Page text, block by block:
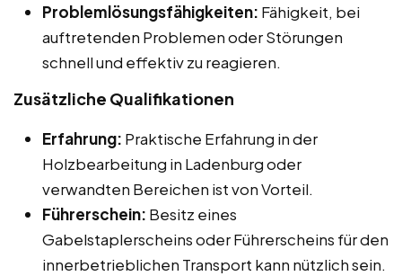
Problemlösungsfähigkeiten: Fähigkeit, bei
auftretenden Problemen oder Störungen
schnell und effektiv zu reagieren.
Zusätzliche Qualifikationen
Erfahrung: Praktische Erfahrung in der
Holzbearbeitung in Ladenburg oder
verwandten Bereichen ist von Vorteil.
Führerschein: Besitz eines
Gabelstaplerscheins oder Führerscheins für den
innerbetrieblichen Transport kann nützlich sein.